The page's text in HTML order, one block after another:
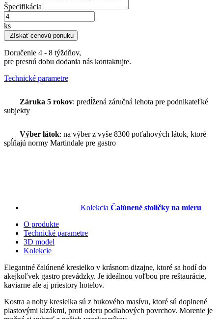
Špecifikácia
ks
Získať cenovú ponuku
Doručenie 4 - 8 týždňov,
pre presnú dobu dodania nás kontaktujte.
Technické parametre
Záruka 5 rokov: predĺžená záručná lehota pre podnikateľké
subjekty
Výber látok: na výber z vyše 8300 poťahových látok, ktoré
spĺňajú normy Martindale pre gastro
Kolekcia Čalúnené stoličky na mieru
O produkte
Technické parametre
3D model
Kolekcie
Elegantné čalúnené kresielko v krásnom dizajne, ktoré sa hodí do
akejkoľvek gastro prevádzky. Je ideálnou voľbou pre reštaurácie,
kaviarne ale aj priestory hotelov.
Kostra a nohy kresielka sú z bukového masívu, ktoré sú doplnené
plastovými klzákmi, proti oderu podlahových povrchov. Morenie je